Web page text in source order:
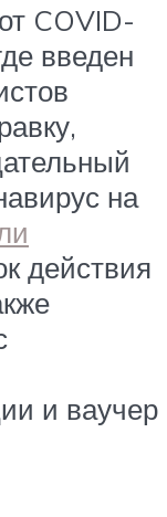
COVID-
введен
на
действия
и ваучер